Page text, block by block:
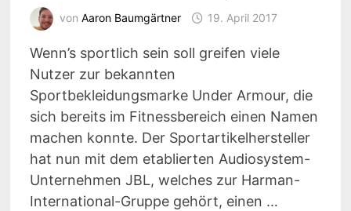
von Aaron Baumgärtner 19. April 2017
Wenn’s sportlich sein soll greifen viele
Nutzer zur bekannten
Sportbekleidungsmarke Under Armour, die
sich bereits im Fitnessbereich einen Namen
machen konnte. Der Sportartikelhersteller
hat nun mit dem etablierten Audiosystem-
Unternehmen JBL, welches zur Harman-
International-Gruppe gehört, einen …